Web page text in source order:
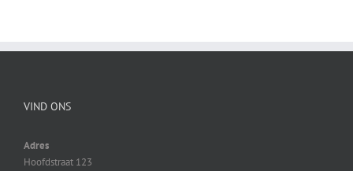
VIND ONS
Adres
Hoofdstraat 123